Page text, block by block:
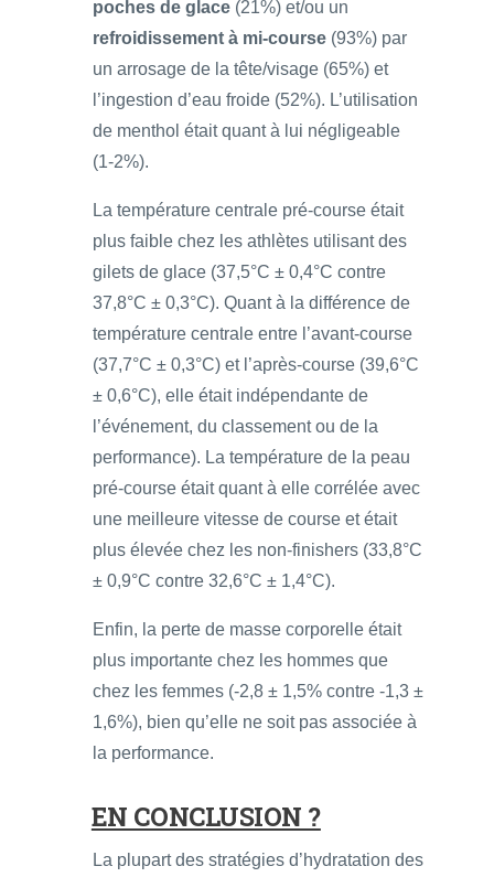
poches de glace (21%) et/ou un
refroidissement à mi-course (93%) par
un arrosage de la tête/visage (65%) et
l’ingestion d’eau froide (52%). L’utilisation
de menthol était quant à lui négligeable
(1-2%).
La température centrale pré-course était
plus faible chez les athlètes utilisant des
gilets de glace (37,5°C ± 0,4°C contre
37,8°C ± 0,3°C). Quant à la différence de
température centrale entre l’avant-course
(37,7°C ± 0,3°C) et l’après-course (39,6°C
± 0,6°C), elle était indépendante de
l’événement, du classement ou de la
performance). La température de la peau
pré-course était quant à elle corrélée avec
une meilleure vitesse de course et était
plus élevée chez les non-finishers (33,8°C
± 0,9°C contre 32,6°C ± 1,4°C).
Enfin, la perte de masse corporelle était
plus importante chez les hommes que
chez les femmes (-2,8 ± 1,5% contre -1,3 ±
1,6%), bien qu’elle ne soit pas associée à
la performance.
EN CONCLUSION ?
La plupart des stratégies d’hydratation des